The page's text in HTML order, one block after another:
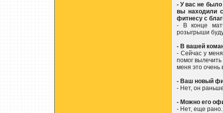
- У вас не
вы находили
фитнесу с
- В конце
розыгрыши
- В вашей
- Сейчас у
помог
меня это очень
- Ваш новый
- Нет, он
- Можно его
- Нет, еще рано.